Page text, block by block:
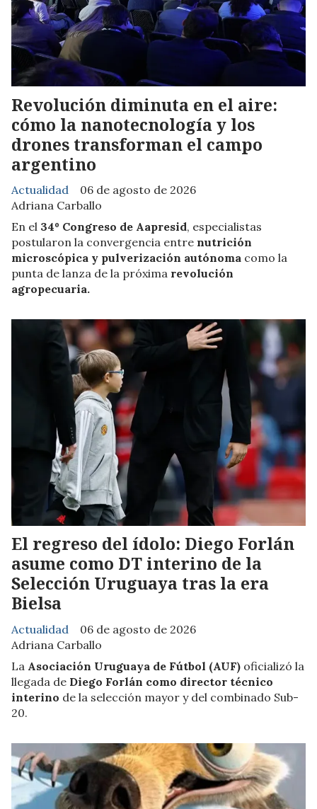
Revolución diminuta en el aire:
cómo la nanotecnología y los
drones transforman el campo
argentino
Adriana Carballo
Actualidad 06 de agosto de 2026
En el 34º Congreso de Aapresid, especialistas
postularon la convergencia entre nutrición
microscópica y pulverización autónoma como la
punta de lanza de la próxima revolución
agropecuaria.
El regreso del ídolo: Diego Forlán
asume como DT interino de la
Selección Uruguaya tras la era
Bielsa
Adriana Carballo
Actualidad 06 de agosto de 2026
La Asociación Uruguaya de Fútbol (AUF) oficializó la
llegada de Diego Forlán como director técnico
interino de la selección mayor y del combinado Sub-
20.